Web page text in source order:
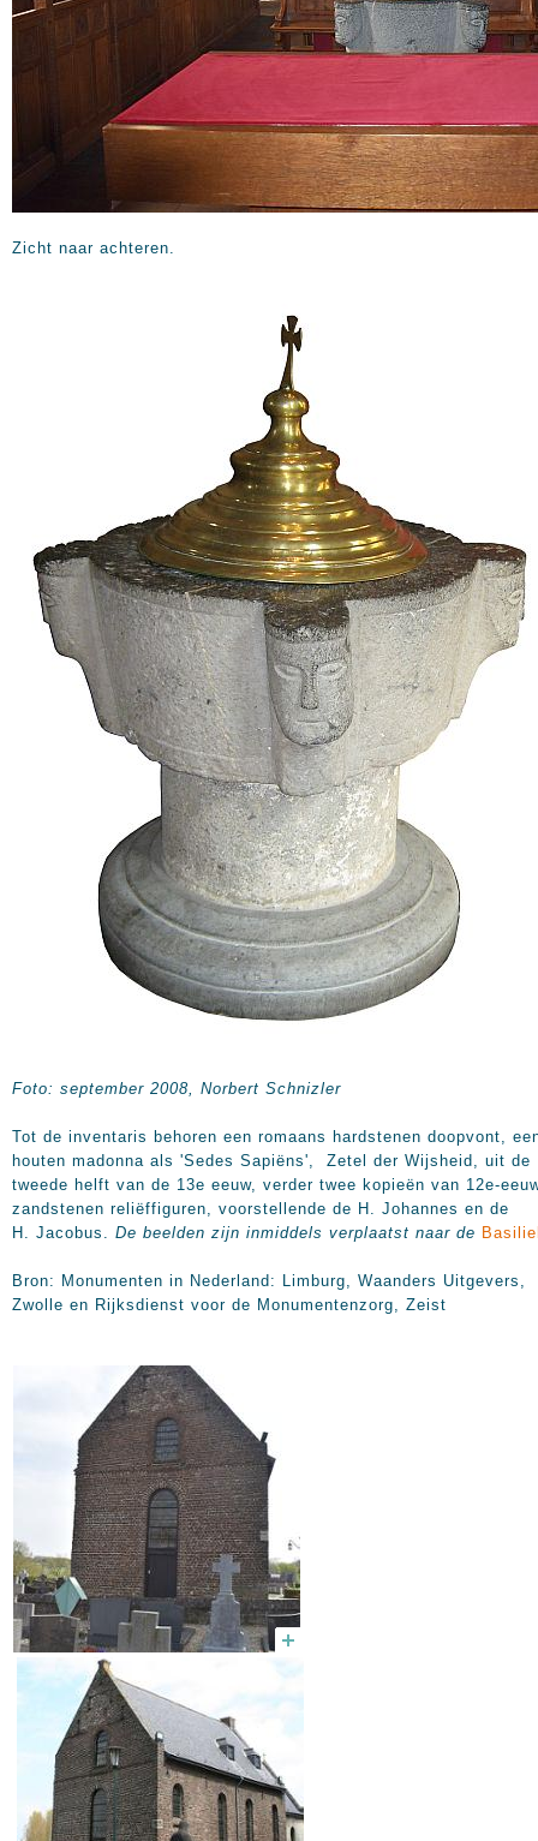
Zicht naar achteren.
Foto: september 2008, Norbert Schnizler
Tot de inventaris behoren een romaans hardstenen doopvont,
houten madonna als 'Sedes Sapiëns', Zetel der Wijsheid, uit de
tweede helft van de 13e eeuw, verder twee kopieën van 12e-
zandstenen reliëffiguren, voorstellende de H. Johannes en de
H. Jacobus. De beelden zijn inmiddels verplaatst naar de
Bron: Monumenten in Nederland: Limburg, Waanders Uitgevers,
Zwolle en Rijksdienst voor de Monumentenzorg, Zeist